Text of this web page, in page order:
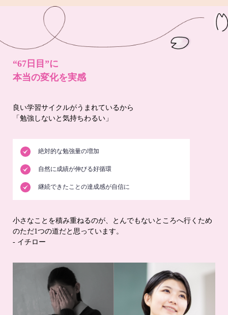
“67日目”に
本当の変化を実感
良い学習サイクルがうまれているから
「勉強しないと気持ちわるい」
絶対的な勉強量の増加
自然に成績が伸びる好循環
継続できたことの達成感が自信に
小さなことを積み重ねるのが、とんでもないところへ行くため
のただ1つの道だと思っています。
- イチロー